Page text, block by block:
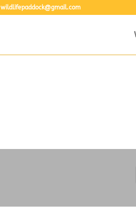
wildlifepaddock@gmail.com